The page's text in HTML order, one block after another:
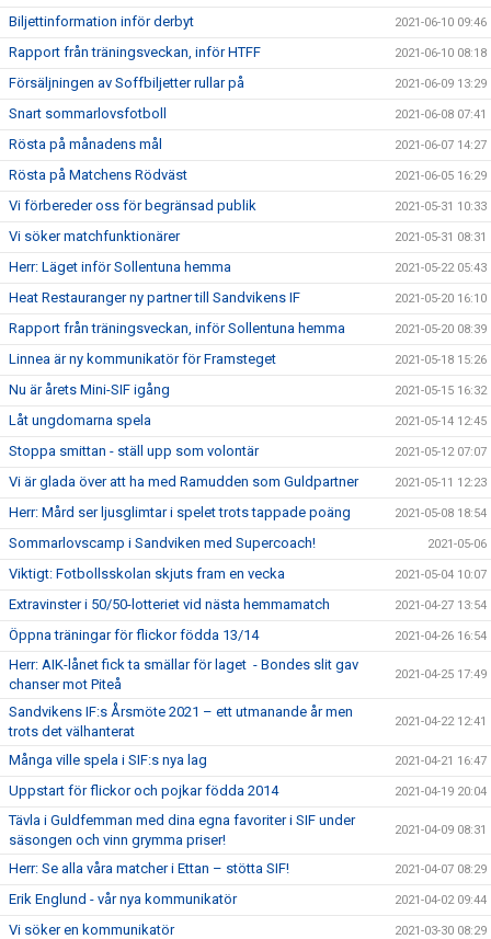
Biljettinformation inför derbyt 2021-06-10 09:46
Rapport från träningsveckan, inför HTFF 2021-06-10 08:18
Försäljningen av Soffbiljetter rullar på 2021-06-09 13:29
Snart sommarlovsfotboll 2021-06-08 07:41
Rösta på månadens mål 2021-06-07 14:27
Rösta på Matchens Rödväst 2021-06-05 16:29
Vi förbereder oss för begränsad publik 2021-05-31 10:33
Vi söker matchfunktionärer 2021-05-31 08:31
Herr: Läget inför Sollentuna hemma 2021-05-22 05:43
Heat Restauranger ny partner till Sandvikens IF 2021-05-20 16:10
Rapport från träningsveckan, inför Sollentuna hemma 2021-05-20 08:39
Linnea är ny kommunikatör för Framsteget 2021-05-18 15:26
Nu är årets Mini-SIF igång 2021-05-15 16:32
Låt ungdomarna spela 2021-05-14 12:45
Stoppa smittan - ställ upp som volontär 2021-05-12 07:07
Vi är glada över att ha med Ramudden som Guldpartner 2021-05-11 12:23
Herr: Mård ser ljusglimtar i spelet trots tappade poäng 2021-05-08 18:54
Sommarlovscamp i Sandviken med Supercoach! 2021-05-06
Viktigt: Fotbollsskolan skjuts fram en vecka 2021-05-04 10:07
Extravinster i 50/50-lotteriet vid nästa hemmamatch 2021-04-27 13:54
Öppna träningar för flickor födda 13/14 2021-04-26 16:54
Herr: AIK-lånet fick ta smällar för laget - Bondes slit gav
chanser mot Piteå
2021-04-25 17:49
Sandvikens IF:s Årsmöte 2021 – ett utmanande år men
trots det välhanterat
2021-04-22 12:41
Många ville spela i SIF:s nya lag 2021-04-21 16:47
Uppstart för flickor och pojkar födda 2014 2021-04-19 20:04
Tävla i Guldfemman med dina egna favoriter i SIF under
säsongen och vinn grymma priser!
2021-04-09 08:31
Herr: Se alla våra matcher i Ettan – stötta SIF! 2021-04-07 08:29
Erik Englund - vår nya kommunikatör 2021-04-02 09:44
Vi söker en kommunikatör 2021-03-30 08:29